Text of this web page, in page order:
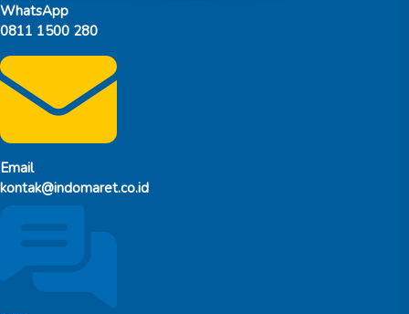
WhatsApp
0811 1500 280
Email
kontak@indomaret.co.id